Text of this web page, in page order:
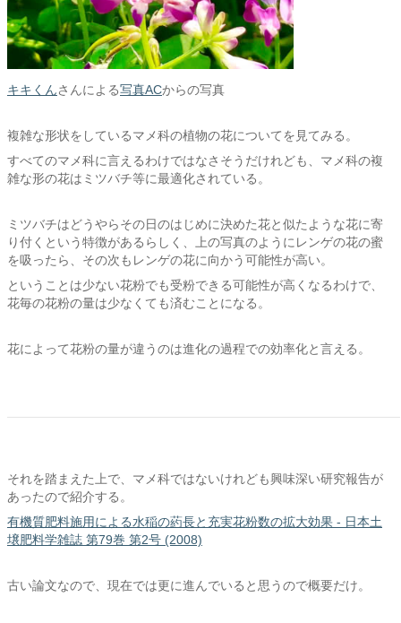
キキくんさんによる写真ACからの写真
複雑な形状をしているマメ科の植物の花についてを見てみる。
すべてのマメ科に言えるわけではなさそうだけれども、マメ科の複
雑な形の花はミツバチ等に最適化されている。
ミツバチはどうやらその日のはじめに決めた花と似たような花に寄
り付くという特徴があるらしく、上の写真のようにレンゲの花の蜜
を吸ったら、その次もレンゲの花に向かう可能性が高い。
ということは少ない花粉でも受粉できる可能性が高くなるわけで、
花毎の花粉の量は少なくても済むことになる。
花によって花粉の量が違うのは進化の過程での効率化と言える。
それを踏まえた上で、マメ科ではないけれども興味深い研究報告が
あったので紹介する。
有機質肥料施用による水稲の葯長と充実花粉数の拡大効果 - 日本土
壌肥料学雑誌 第79巻 第2号 (2008)
古い論文なので、現在では更に進んでいると思うので概要だけ。